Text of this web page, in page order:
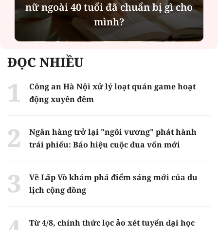
nữ ngoài 40 tuổi đã chuẩn bị gì cho
mình?
ĐỌC NHIỀU
Công an Hà Nội xử lý loạt quán game hoạt
động xuyên đêm
Ngân hàng trở lại "ngôi vương" phát hành
trái phiếu: Báo hiệu cuộc đua vốn mới
Về Lấp Vò khám phá điểm sáng mới của du
lịch cộng đồng
Từ 4/8, chính thức lọc ảo xét tuyển đại học